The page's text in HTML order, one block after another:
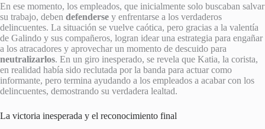
En ese momento, los empleados, que inicialmente solo buscaban salvar
su trabajo, deben defenderse y enfrentarse a los verdaderos
delincuentes. La situación se vuelve caótica, pero gracias a la valentía
de Galindo y sus compañeros, logran idear una estrategia para engañar
a los atracadores y aprovechar un momento de descuido para
neutralizarlos. En un giro inesperado, se revela que Katia, la corista,
en realidad había sido reclutada por la banda para actuar como
informante, pero termina ayudando a los empleados a acabar con los
delincuentes, demostrando su verdadera lealtad.
La victoria inesperada y el reconocimiento final